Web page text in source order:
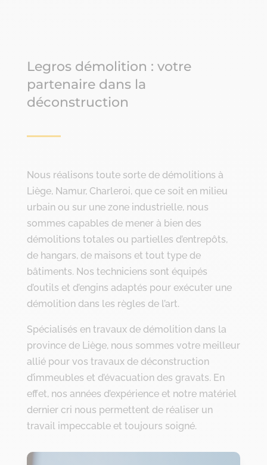
Legros démolition : votre
partenaire dans la
déconstruction
Nous réalisons toute sorte de démolitions à
Liège, Namur, Charleroi, que ce soit en milieu
urbain ou sur une zone industrielle, nous
sommes capables de mener à bien des
démolitions totales ou partielles d’entrepôts,
de hangars, de maisons et tout type de
bâtiments. Nos techniciens sont équipés
d’outils et d’engins adaptés pour exécuter une
démolition dans les règles de l’art.
Spécialisés en travaux de démolition dans la
province de Liège, nous sommes votre meilleur
allié pour vos travaux de déconstruction
d’immeubles et d’évacuation des gravats. En
effet, nos années d’expérience et notre matériel
dernier cri nous permettent de réaliser un
travail impeccable et toujours soigné.